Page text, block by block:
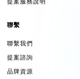
專注環境永續的生活
聯繫
聯繫我們
提案諮詢
品牌資源